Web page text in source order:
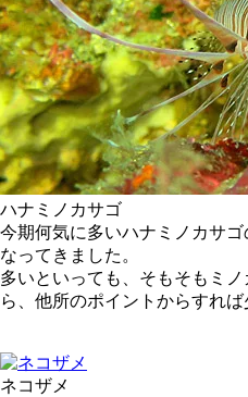
ハナミノカサゴ
今期何気に多いハナミノカサ
なってきました。
多いといっても、そもそもミ
ら、他所のポイントからすれ
ネコザメ